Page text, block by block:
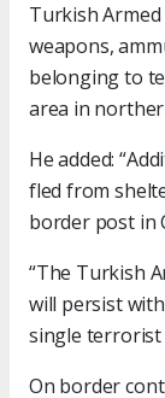
Turkish
weapons,
belonging to
area in
He added:
fled from
border post in
“The Turkish
will persist
single terrorist
On border